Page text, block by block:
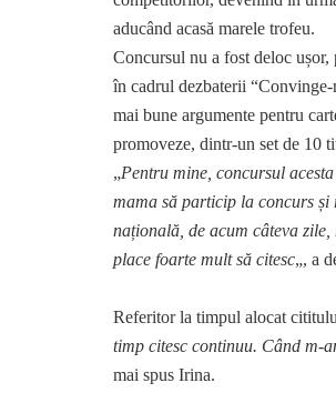
aducând acasă marele trofeu.
Concursul nu a fost deloc
în cadrul dezbaterii “Convinge-
mai bune argumente pentru
promoveze, dintr-un set de 10
„Pentru mine, concursul
mama să particip la concurs și
națională, de acum câteva
place foarte mult să citesc„, a
Referitor la timpul alocat
timp citesc continuu. Când m-
mai spus Irina.